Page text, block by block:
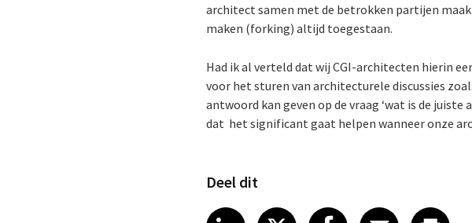
architect samen met de betrokken partijen
maken (forking) altijd toegestaan.
Had ik al verteld dat wij CGI-architecten hierin
voor het sturen van architecturele discussies
antwoord kan geven op de vraag ‘wat is de
dat het significant gaat helpen wanneer onze
Deel dit